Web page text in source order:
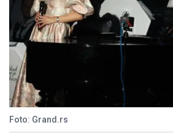
Foto: Grand.rs